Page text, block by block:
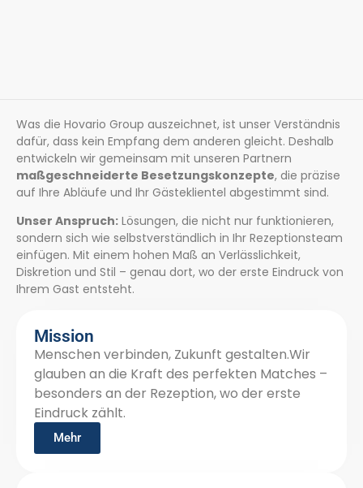
Was die Hovario Group auszeichnet, ist unser Verständnis
dafür, dass kein Empfang dem anderen gleicht. Deshalb
entwickeln wir gemeinsam mit unseren Partnern
maßgeschneiderte Besetzungskonzepte, die präzise
auf Ihre Abläufe und Ihr Gästeklientel abgestimmt sind.
Unser Anspruch: Lösungen, die nicht nur funktionieren,
sondern sich wie selbstverständlich in Ihr Rezeptionsteam
einfügen. Mit einem hohen Maß an Verlässlichkeit,
Diskretion und Stil – genau dort, wo der erste Eindruck von
Ihrem Gast entsteht.
Mission
Menschen verbinden, Zukunft gestalten.Wir
glauben an die Kraft des perfekten Matches –
besonders an der Rezeption, wo der erste
Eindruck zählt.
Mehr